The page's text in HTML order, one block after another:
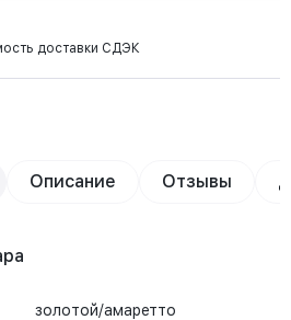
доставки СДЭК
Описание Отзывы
золотой/амаретто